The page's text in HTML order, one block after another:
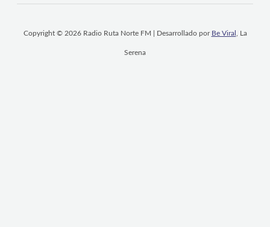
Copyright © 2026 Radio Ruta Norte FM | Desarrollado por Be Viral , La
Serena